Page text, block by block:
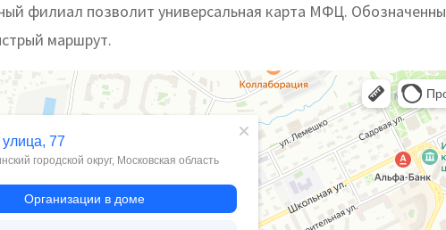
филиал позволит универсальная карта МФЦ.
маршрут.